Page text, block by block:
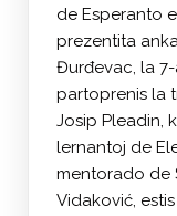
de Esperanto
prezentita
Đurđevac, la
partoprenis la
Josip Pleadin,
lernantoj de
mentorado de
Vidaković,